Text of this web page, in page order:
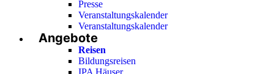
Presse
Veranstaltungskalender
Veranstaltungskalender
Angebote
Reisen
Bildungsreisen
IPA Häuser